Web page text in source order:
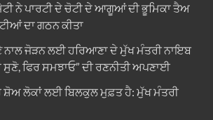
ਨੇ ਪਾਰਟੀ ਦੇ ਚੋਟੀ ਦੇ ਆਗੂਆਂ ਦੀ ਭੂਮਿਕਾ ਤੈਅ
ਦਾ ਗਠਨ ਕੀਤਾ
ਨਾਲ ਜੋੜਨ ਲਈ ਹਰਿਆਣਾ ਦੇ ਮੁੱਖ ਮੰਤਰੀ ਨਾਇਬ
ਸੁਣੋ, ਫਿਰ ਸਮਝਾਓ” ਦੀ ਰਣਨੀਤੀ ਅਪਣਾਈ
ਸ਼ੋਅ ਲੋਕਾਂ ਲਈ ਬਿਲਕੁਲ ਮੁਫ਼ਤ ਹੈ: ਮੁੱਖ ਮੰਤਰੀ